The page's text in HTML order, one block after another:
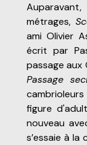
métrages,
ami Olivier
écrit par
passage aux
Passage
figure
nouveau
s’essaie à la